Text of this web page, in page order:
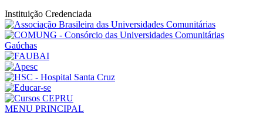
Instituição Credenciada
MENU PRINCIPAL